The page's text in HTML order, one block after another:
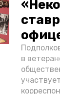
в
край